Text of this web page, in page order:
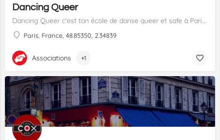
Dancing Queer
Dancing Queer c'est ton école de danse queer et safe à Paris !
Paris, France, 48.85350, 2.34839
Associations +1